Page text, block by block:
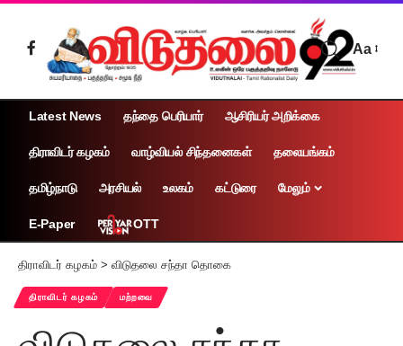
Aa
Latest News தந்தை பெரியார் ஆசிரியர் அறிக்கை
திராவிடர் கழகம் வாழ்வியல் சிந்தனைகள் தலையங்கம்
தமிழ்நாடு அரசியல் உலகம் கட்டுரை மேலும்
E-Paper OTT
திராவிடர் கழகம் > விடுதலை சந்தா தொகை
திராவிடர் கழகம் மற்றவை